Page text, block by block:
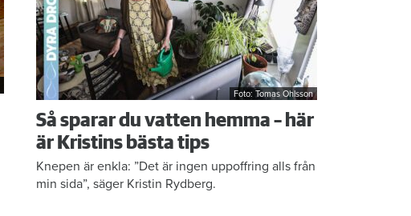
Foto: Tomas Ohlsson
Så sparar du vatten hemma – här
är Kristins bästa tips
Knepen är enkla: ”Det är ingen uppoffring alls från
min sida”, säger Kristin Rydberg.